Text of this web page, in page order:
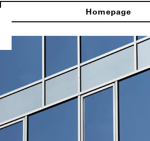
Homepage